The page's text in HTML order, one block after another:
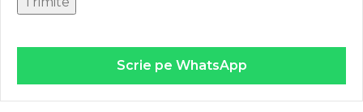
Scrie pe WhatsApp